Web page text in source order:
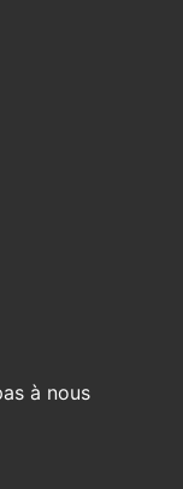
à nous